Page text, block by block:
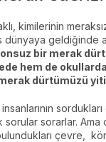
kimilerinin
dünyaya geldiğinde
bir merak
hem de okullarda
dürtümüzü
sorarlar. Ama
çevre,